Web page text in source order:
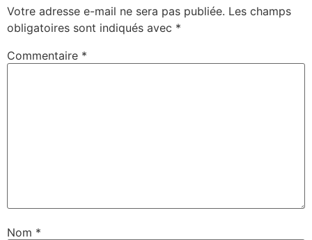
Votre adresse e-mail ne sera pas publiée. Les champs
obligatoires sont indiqués avec *
Commentaire *
Nom *